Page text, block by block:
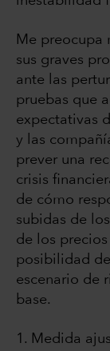
Me preocupa
sus graves
ante las
pruebas que
expectativas
y las
prever una
crisis
de cómo
subidas de
de los
posibilidad
escenario de
base.
1. Medida